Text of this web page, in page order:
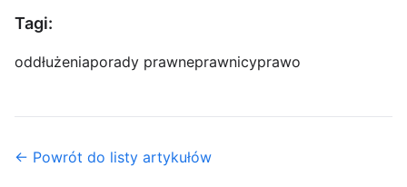
Tagi:
oddłużeniaporady prawneprawnicyprawo
← Powrót do listy artykułów